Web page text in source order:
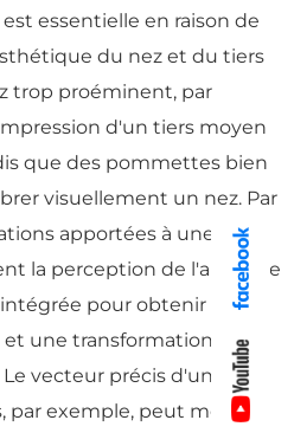
essentielle en raison de
du nez et du tiers
trop proéminent, par
d'un tiers moyen
que des pommettes bien
visuellement un nez. Par
apportées à une zone
la perception de l'autre, ce
pour obtenir une
et une transformation
vecteur précis d'une
exemple, peut modifier